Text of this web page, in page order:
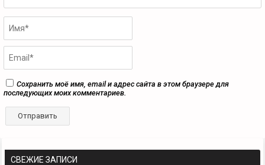
СВЕЖИЕ ЗАПИСИ
Сохранить моё имя, email и адрес сайта в этом браузере для
последующих моих комментариев.